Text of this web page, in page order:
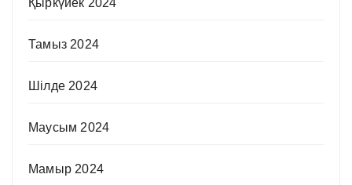
Тамыз 2024
Шілде 2024
Маусым 2024
Мамыр 2024